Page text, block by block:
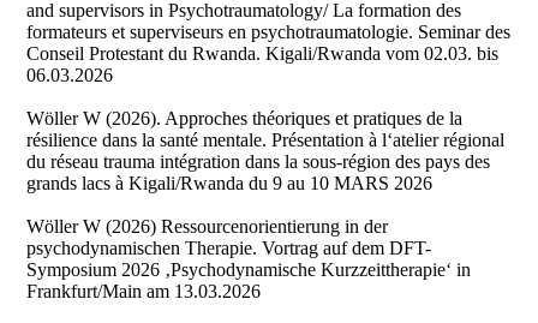
and supervisors in Psychotraumatology/ La formation des
formateurs et superviseurs en psychotraumatologie. Seminar des
Conseil Protestant du Rwanda. Kigali/Rwanda vom 02.03. bis
06.03.2026
Wöller W (2026). Approches théoriques et pratiques de la
résilience dans la santé mentale. Présentation à l‘atelier régional
du réseau trauma intégration dans la sous-région des pays des
grands lacs à Kigali/Rwanda du 9 au 10 MARS 2026
Wöller W (2026) Ressourcenorientierung in der
psychodynamischen Therapie. Vortrag auf dem DFT-
Symposium 2026 ‚Psychodynamische Kurzzeittherapie‘ in
Frankfurt/Main am 13.03.2026